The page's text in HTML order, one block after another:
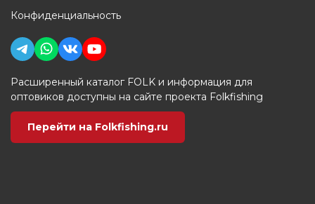
Конфиденциальность
Расширенный каталог FOLK и информация для
оптовиков доступны на сайте проекта Folkfishing
Перейти на Folkfishing.ru